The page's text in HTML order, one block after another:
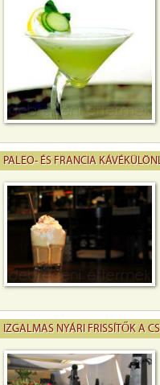
PALEO- ÉS FRANCIA
IZGALMAS NYÁRI FRISSÍTŐK A